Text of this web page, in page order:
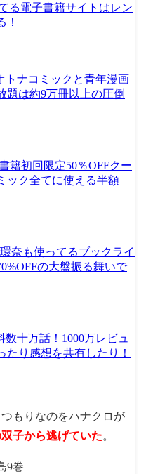
る電子書籍サイトはレン
！
トナコミックと青年漫画
題は約9万冊以上の圧倒
籍初回限定50％OFFクー
ック全てに使える半額
奈も使ってるブックライ
の大盤振る舞いで
十万話！1000万レビュ
り感想を共有したり！
もりなのをハナクロが
子から逃げていた。
9巻